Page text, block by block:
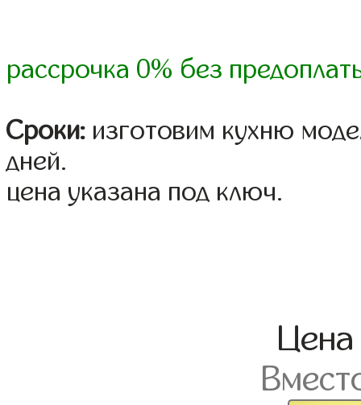
рассрочка 0% без
Сроки: изготовим кухню
дней.
цена указана под ключ.